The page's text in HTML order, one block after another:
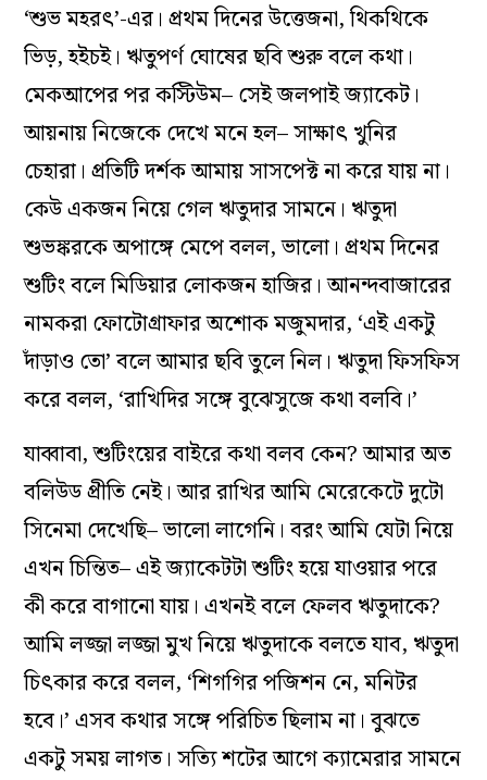
‘শুভ মহরৎ’-এর। প্রথম দিনের উত্তেজনা, থিকথিকে
ভিড়, হইচই। ঋতুপর্ণ ঘোষের ছবি শুরু বলে কথা।
মেকআপের পর কস্টিউম– সেই জলপাই জ‌্যাকেট।
আয়নায় নিজেকে দেখে মনে হল– সাক্ষাৎ খুনির
চেহারা। প্রতিটি দর্শক আমায় সাসপেক্ট না করে যায় না।
কেউ একজন নিয়ে গেল ঋতুদার সামনে। ঋতুদা
শুভঙ্করকে অপাঙ্গে মেপে বলল, ভালো। প্রথম দিনের
শুটিং বলে মিডিয়ার লোকজন হাজির। আনন্দবাজারের
নামকরা ফোটোগ্রাফার অশোক মজুমদার, ‘এই একটু
দাঁড়াও তো’ বলে আমার ছবি তুলে নিল। ঋতুদা ফিসফিস
করে বলল, ‘রাখিদির সঙ্গে বুঝেসুজে কথা বলবি।’
যাব্বাবা, শুটিংয়ের বাইরে কথা বলব কেন? আমার অত
বলিউড প্রীতি নেই। আর রাখির আমি মেরেকেটে দুটো
সিনেমা দেখেছি– ভালো লাগেনি। বরং আমি যেটা নিয়ে
এখন চিন্তিত– এই জ‌্যাকেটটা শুটিং হয়ে যাওয়ার পরে
কী করে বাগানো যায়। এখনই বলে ফেলব ঋতুদাকে?
আমি লজ্জা লজ্জা মুখ নিয়ে ঋতুদাকে বলতে যাব, ঋতুদা
চিৎকার করে বলল, ‘শিগগির পজিশন নে, মনিটর
হবে।’ এসব কথার সঙ্গে পরিচিত ছিলাম না। বুঝতে
একটু সময় লাগত। সত‌্যি শটের আগে ক‌্যামেরার সামনে